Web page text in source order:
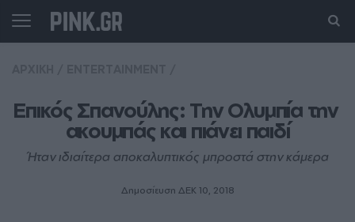
Επικός Σπανούλης: Την Ολυμπία την
ακουμπάς και πιάνει παιδί
Ήταν ιδιαίτερα αποκαλυπτικός μπροστά στην κάμερα
Δημοσίευση ΔΕΚ 10, 2018